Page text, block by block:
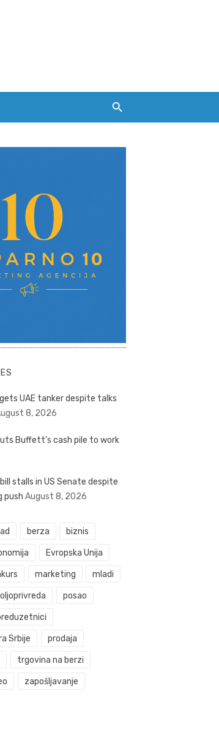
UAE tanker despite talks
8, 2026
Buffett’s cash pile to work
stalls in US Senate despite
push August 8, 2026
berza biznis
Evropska Unija
marketing mladi
posao
Srbije prodaja
trgovina na berzi
zapošljavanje